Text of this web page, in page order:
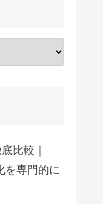
比較｜
を専門的に